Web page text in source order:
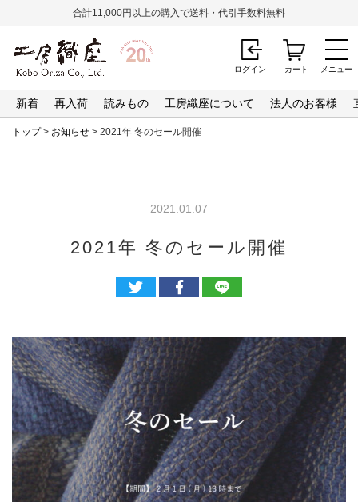
メニュー
合計11,000円以上の購入で送料・代引手数料無料
新着 再入荷 読みもの 工房織座について 法人のお客様
ログイン カート
トップ> お知らせ > 2021年 冬のセール開催
2021.01.07
2021年 冬のセール開催